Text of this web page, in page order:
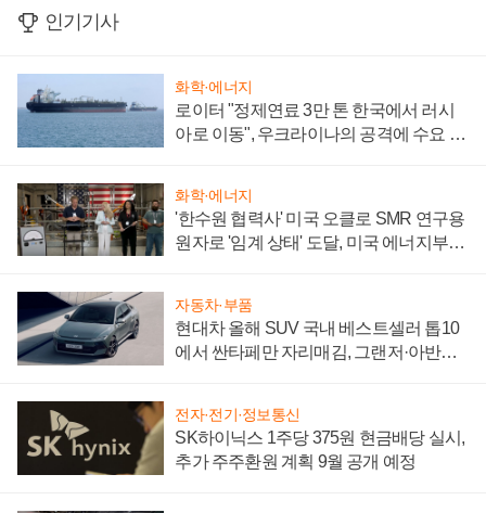
인기기사
화학·에너지
로이터 "정제연료 3만 톤 한국에서 러시
아로 이동", 우크라이나의 공격에 수요 늘
화학·에너지
'한수원 협력사' 미국 오클로 SMR 연구용
원자로 '임계 상태' 도달, 미국 에너지부
자동차·부품
현대차 올해 SUV 국내 베스트셀러 톱10
에서 싼타페만 자리매김, 그랜저·아반떼
전자·전기·정보통신
SK하이닉스 1주당 375원 현금배당 실시,
추가 주주환원 계획 9월 공개 예정